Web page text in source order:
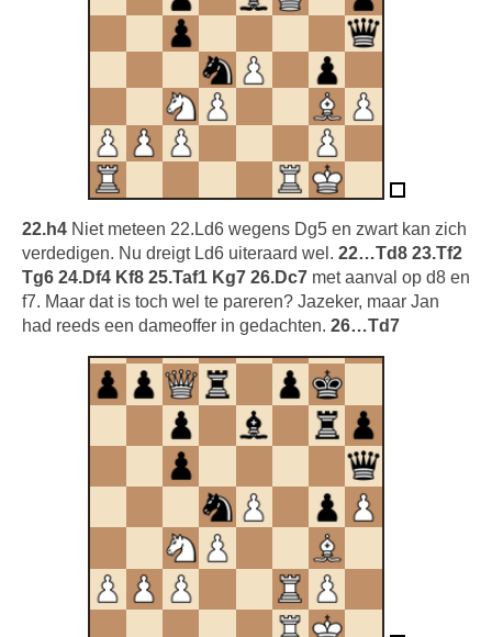
22.h4 Niet meteen 22.Ld6 wegens Dg5 en zwart kan zich
verdedigen. Nu dreigt Ld6 uiteraard wel. 22…Td8 23.Tf2
Tg6 24.Df4 Kf8 25.Taf1 Kg7 26.Dc7 met aanval op d8 en
f7. Maar dat is toch wel te pareren? Jazeker, maar Jan
had reeds een dameoffer in gedachten. 26…Td7